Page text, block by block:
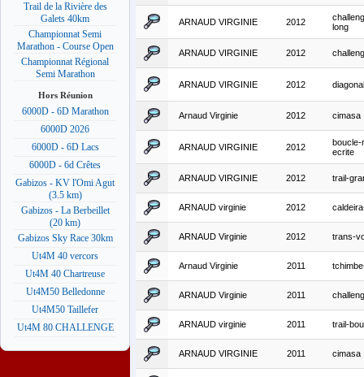
Trail de la Rivière des
Galets 40km
Championnat Semi
Marathon - Course Open
Championnat Régional
Semi Marathon
Hors Réunion
6000D - 6D Marathon
6000D 2026
6000D - 6D Lacs
6000D - 6d Crêtes
Gabizos - KV l'Omi Agut
(3.5 km)
Gabizos - La Berbeillet
(20 km)
Gabizos Sky Race 30km
Ut4M 40 vercors
Ut4M 40 Chartreuse
Ut4M50 Belledonne
Ut4M50 Taillefer
Ut4M 80 CHALLENGE
ARNAUD VIRGINIE 2012
long
ARNAUD VIRGINIE 2012
ARNAUD VIRGINIE 2012
Arnaud Virginie 2012 cimasa
ARNAUD VIRGINIE 2012
boucle-
ecrite
ARNAUD VIRGINIE 2012 trail-
ARNAUD virginie 2012
ARNAUD Virginie 2012 trans-
Arnaud Virginie 2011
ARNAUD Virginie 2011
ARNAUD virginie 2011 trail-
ARNAUD VIRGINIE 2011 cimasa